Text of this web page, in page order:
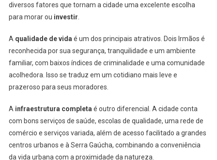
diversos fatores que tornam a cidade uma excelente escolha
para morar ou investir
A qualidade de vida é um dos principais atrativos. Dois Irmãos é
reconhecida por sua segurança, tranquilidade e um ambiente
familiar, com baixos índices de criminalidade e uma comunidade
acolhedora. Isso se traduz em um cotidiano mais leve e
prazeroso para seus moradores.
A infraestrutura completa é outro diferencial. A cidade conta
com bons serviços de saúde, escolas de qualidade, uma rede de
comércio e serviços variada, além de acesso facilitado a grandes
centros urbanos e à Serra Gaúcha, combinando a conveniência
da vida urbana com a proximidade da natureza.